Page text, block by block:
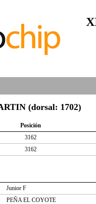
(dorsal: 1702)
Posición
3162
3162
Junior F
PEÑA EL COYOTE